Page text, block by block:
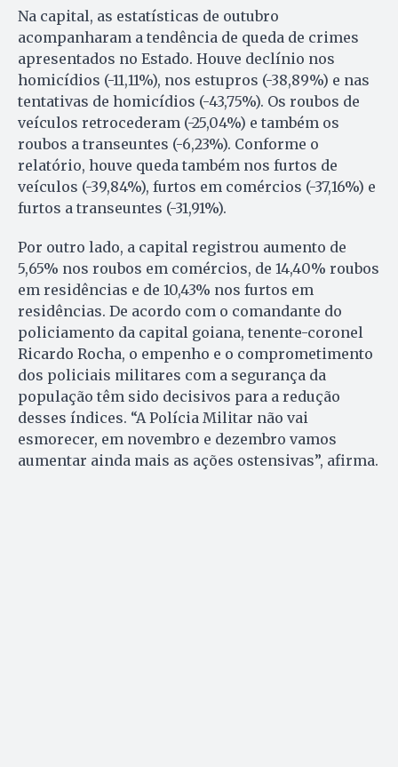
Na capital, as estatísticas de outubro
acompanharam a tendência de queda de crimes
apresentados no Estado. Houve declínio nos
homicídios (-11,11%), nos estupros (-38,89%) e nas
tentativas de homicídios (-43,75%). Os roubos de
veículos retrocederam (-25,04%) e também os
roubos a transeuntes (-6,23%). Conforme o
relatório, houve queda também nos furtos de
veículos (-39,84%), furtos em comércios (-37,16%) e
furtos a transeuntes (-31,91%).
Por outro lado, a capital registrou aumento de
5,65% nos roubos em comércios, de 14,40% roubos
em residências e de 10,43% nos furtos em
residências. De acordo com o comandante do
policiamento da capital goiana, tenente-coronel
Ricardo Rocha, o empenho e o comprometimento
dos policiais militares com a segurança da
população têm sido decisivos para a redução
desses índices. “A Polícia Militar não vai
esmorecer, em novembro e dezembro vamos
aumentar ainda mais as ações ostensivas”, afirma.